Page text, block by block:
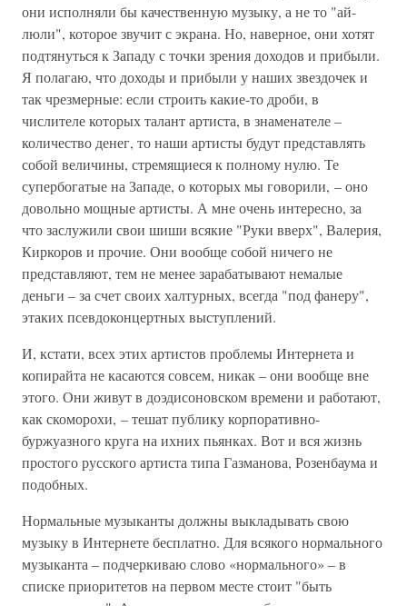
они исполняли бы качественную музыку, а не то "ай-
люли", которое звучит с экрана. Но, наверное, они хотят
подтянуться к Западу с точки зрения доходов и прибыли.
Я полагаю, что доходы и прибыли у наших звездочек и
так чрезмерные: если строить какие-то дроби, в
числителе которых талант артиста, в знаменателе –
количество денег, то наши артисты будут представлять
собой величины, стремящиеся к полному нулю. Те
супербогатые на Западе, о которых мы говорили, – оно
довольно мощные артисты. А мне очень интересно, за
что заслужили свои шиши всякие "Руки вверх", Валерия,
Киркоров и прочие. Они вообще собой ничего не
представляют, тем не менее зарабатывают немалые
деньги – за счет своих халтурных, всегда "под фанеру",
этаких псевдоконцертных выступлений.
И, кстати, всех этих артистов проблемы Интернета и
копирайта не касаются совсем, никак – они вообще вне
этого. Они живут в доэдисоновском времени и работают,
как скоморохи, – тешат публику корпоративно-
буржуазного круга на ихних пьянках. Вот и вся жизнь
простого русского артиста типа Газманова, Розенбаума и
подобных.
Нормальные музыканты должны выкладывать свою
музыку в Интернете бесплатно. Для всякого нормального
музыканта – подчеркиваю слово «нормального» – в
списке приоритетов на первом месте стоит "быть